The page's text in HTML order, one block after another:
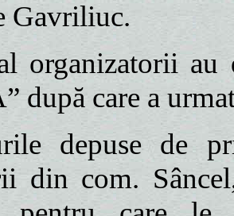
Gavriliuc.
organizatorii au
după care a
depuse de
din com.